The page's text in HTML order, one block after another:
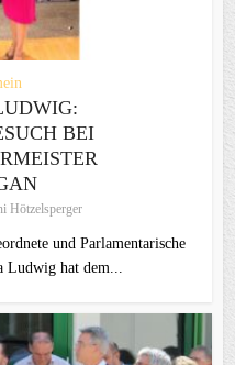
BEI
Hötzelsperger
und Parlamentarische
Ludwig hat dem...